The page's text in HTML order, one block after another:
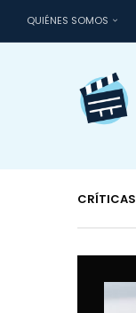
QUIÉNES SOMOS
CRÍTICAS